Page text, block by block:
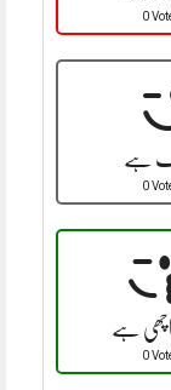
0
ہے
0
ہے
0